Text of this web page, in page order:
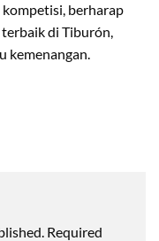
berharap
di Tiburón,
kemenangan.
Required